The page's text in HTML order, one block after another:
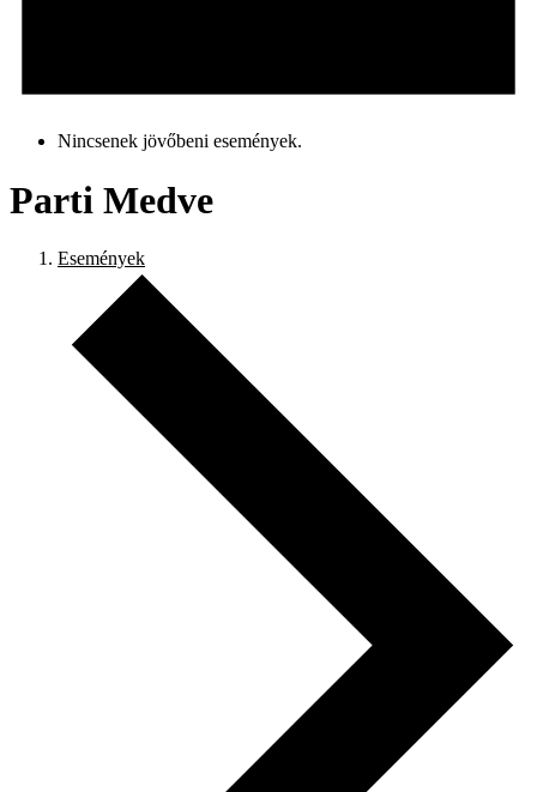
Nincsenek jövőbeni események.
Parti Medve
Események